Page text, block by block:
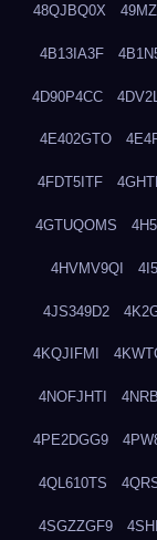
48QJBQ0X
4B13IA3F
4D90P4CC
4E402GTO
4FDT5ITF
4GTUQOMS
4HVMV9QI
4JS349D2
4KQJIFMI
4NOFJHTI
4PE2DGG9
4QL610TS
4SGZZGF9